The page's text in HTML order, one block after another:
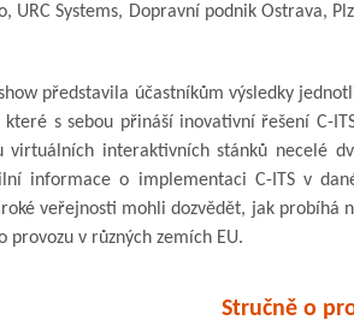
URC Systems, Dopravní podnik Ostrava,
představila účastníkům výsledky
které s sebou přináší inovativní řešení C-
virtuálních interaktivních stánků necelé
informace o implementaci C-ITS v
veřejnosti mohli dozvědět, jak probíhá
provozu v různých zemích EU.
Stručně o